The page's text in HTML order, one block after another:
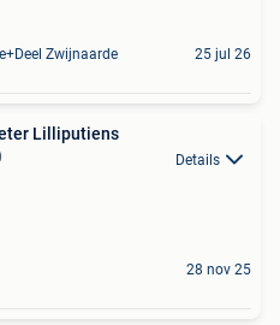
Zwijnaarde 25 jul 26
Lilliputiens
Details
28 nov 25